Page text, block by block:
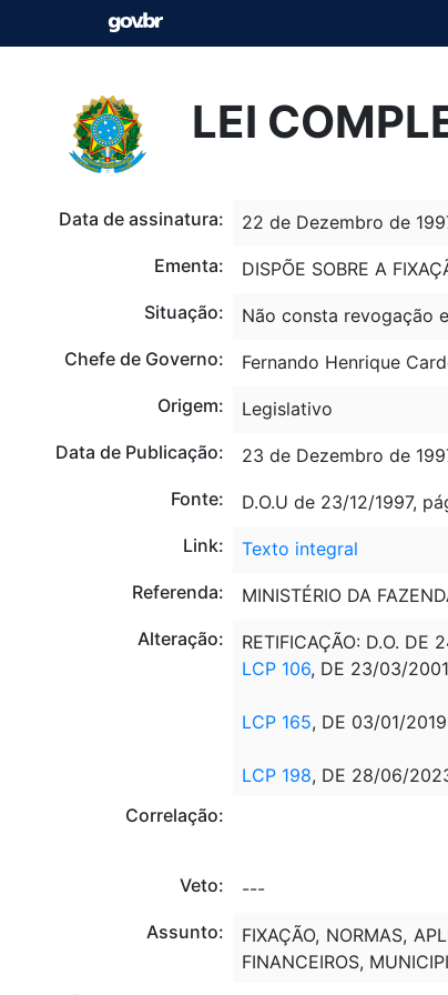
LEI
Data de assinatura:
22 de Dezembro de
Ementa:
DISPÕE SOBRE A
Situação:
Não consta revogação
Chefe de Governo:
Fernando Henrique
Origem:
Legislativo
Data de Publicação:
23 de Dezembro de
Fonte:
D.O.U de 23/12/1997,
Link:
Texto integral
Referenda:
MINISTÉRIO DA
Alteração:
RETIFICAÇÃO: D.O. DE
LCP 106, DE 23/03/
LCP 165, DE 03/01/
LCP 198, DE 28/06/
Correlação:
Veto:
---
Assunto:
FIXAÇÃO, NORMAS,
FINANCEIROS,